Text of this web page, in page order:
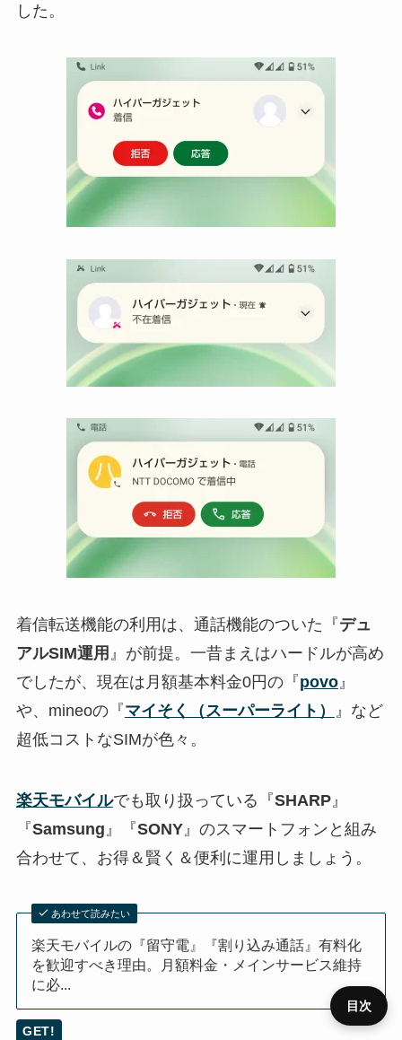
した。
着信転送機能の利用は、通話機能のついた『デュ
アルSIM運用 』が前提。一昔まえはハードルが高め
でしたが、現在は月額基本料金0円の『povo』
や、mineoの『マイそく（スーパーライト）
』など
超低コストなSIMが色々。
楽天モバイルでも取り扱っている『SHARP』
『Samsung』『SONY』のスマートフォンと組み
合わせて、お得＆賢く＆便利に運用しましょう。
あわせて読みたい
楽天モバイルの『留守電』『割り込み通話』有料化
を歓迎すべき理由。月額料金・メインサービス維持
に必...
目次